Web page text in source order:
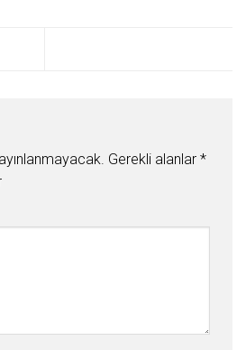
Gerekli alanlar *